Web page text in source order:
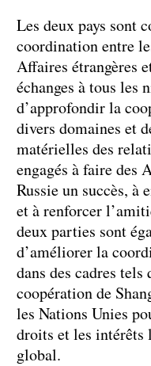
Les deux pays sont
coordination entre
Affaires étrangères
échanges à tous les
d’approfondir la
divers domaines et
matérielles des
engagés à faire des
Russie un succès, à
et à renforcer
deux parties sont
d’améliorer la
dans des cadres
coopération de
les Nations Unies
droits et les intérêts
global.